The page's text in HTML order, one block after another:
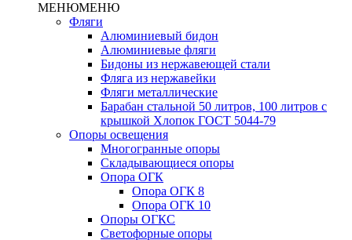
МЕНЮМЕНЮ
Фляги
Алюминиевый бидон
Алюминиевые фляги
Бидоны из нержавеющей стали
Фляга из нержавейки
Фляги металлические
Барабан стальной 50 литров, 100 литров с
крышкой Хлопок ГОСТ 5044-79
Опоры освещения
Многогранные опоры
Складывающиеся опоры
Опора ОГК
Опора ОГК 8
Опора ОГК 10
Опоры ОГКС
Светофорные опоры